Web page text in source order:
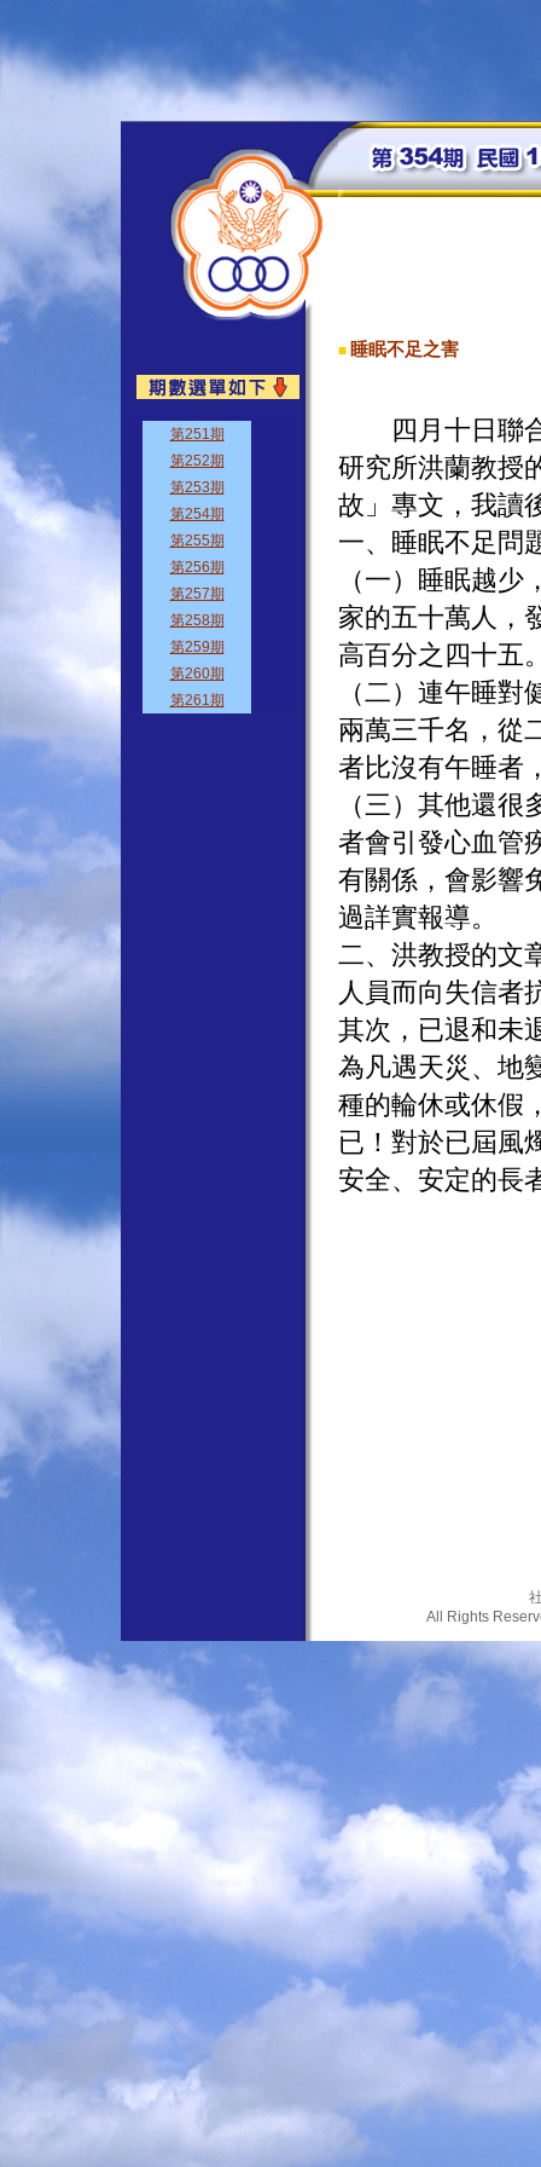
■ 睡眠不足之害
四月十日聯合
研究所洪蘭教授
故」專文，我讀
一、睡眠不足問
（一）睡眠越
家的五十萬人，
高百分之四十五
（二）連午睡
兩萬三千名，從
者比沒有午睡者
（三）其他還
者會引發心血管
有關係，會影響
過詳實報導。
二、洪教授的文
人員而向失信者
其次，已退和未
為凡遇天災、地
種的輪休或休假
已！對於已屆風
安全、安定的長
All Rights